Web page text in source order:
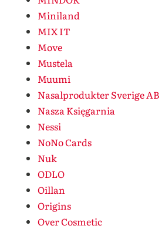
Miniland
MIX IT
Move
Mustela
Muumi
Nasalprodukter Sverige AB
Nasza Księgarnia
Nessi
NoNo Cards
Nuk
ODLO
Oillan
Origins
Over Cosmetic